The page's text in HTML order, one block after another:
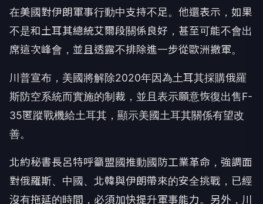
在美國對伊朗軍事行動中支持不足。他還表示，如果
不是和土耳其總統艾爾段關係良好，甚至可能不會出
席這次峰會，並且透露不排除進一步從歐洲撤軍。
川普宣布，美國將解除2020年因為土耳其採購俄羅
斯防空系統而實施的制裁，並且表示願意恢復出售F-
35匿蹤戰機給土耳其，顯示美國土耳其關係有望改
善。
北約秘書長呂特呼籲盟國推動國防工業革命，強調面
對俄羅斯、中國、北韓與伊朗帶來的安全挑戰，已經
沒有拖延的時間，必須加快提升軍事能力。另外，川